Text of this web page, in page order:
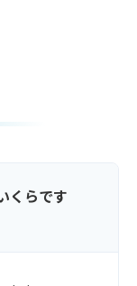
くらです